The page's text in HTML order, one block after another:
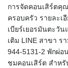
การจัดคอนเสิร์ตคุ
ครอบครัว รายละเ
เบียร์เยอรมันตะวั
เติม LINE สาขา ร
944-5131-2 พักผ่อ
ชมคอนเสิร์ต สำหรั